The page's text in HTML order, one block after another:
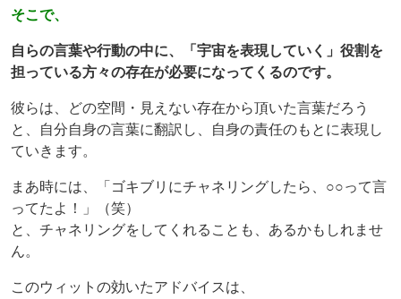
そこで、
自らの言葉や行動の中に、「宇宙を表現していく」役割を
担っている方々の存在が必要になってくるのです。
彼らは、どの空間・見えない存在から頂いた言葉だろう
と、自分自身の言葉に翻訳し、自身の責任のもとに表現し
ていきます。
まあ時には、「ゴキブリにチャネリングしたら、○○って言
ってたよ！」（笑）
と、チャネリングをしてくれることも、あるかもしれませ
ん。
このウィットの効いたアドバイスは、